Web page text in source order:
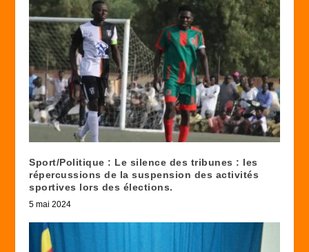
Sport/Politique : Le silence des tribunes : les
répercussions de la suspension des activités
sportives lors des élections.
5 mai 2024